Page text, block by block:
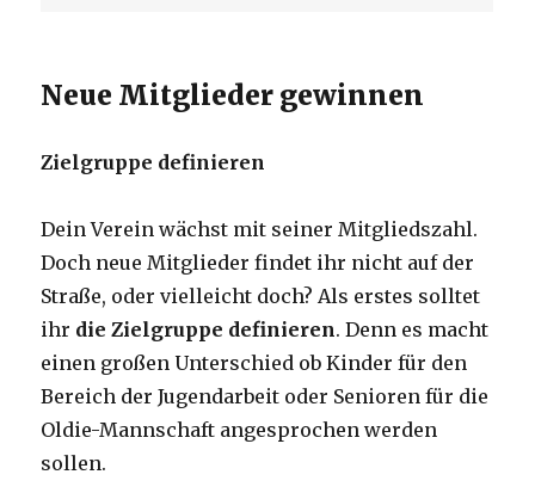
Neue Mitglieder gewinnen
Zielgruppe definieren
Dein Verein wächst mit seiner Mitgliedszahl.
Doch neue Mitglieder findet ihr nicht auf der
Straße, oder vielleicht doch? Als erstes solltet
ihr die Zielgruppe definieren. Denn es macht
einen großen Unterschied ob Kinder für den
Bereich der Jugendarbeit oder Senioren für die
Oldie-Mannschaft angesprochen werden
sollen.